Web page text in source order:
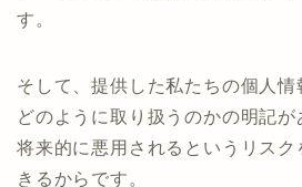
す。
そして、提供した私たちの個人情
どのように取り扱うのかの明記が
将来的に悪用されるというリス
きるからです。